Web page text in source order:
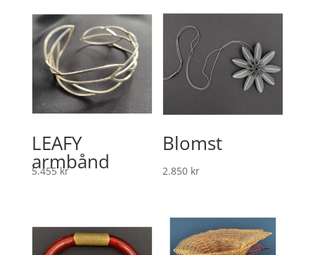
LEAFY
armbånd
5.455kr
Blomst
2.850 kr